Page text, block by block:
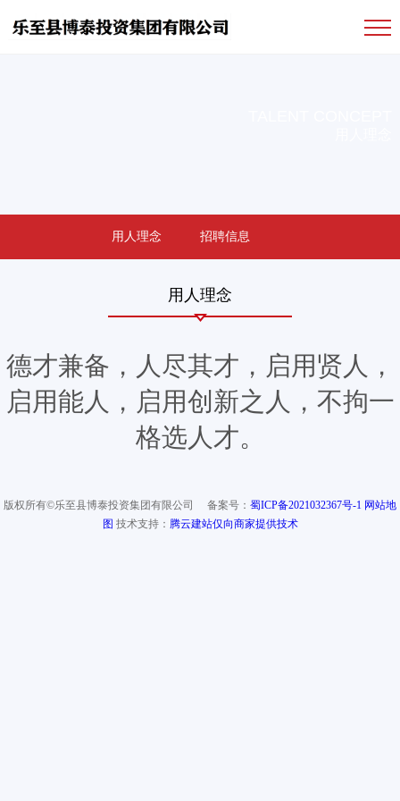
用人理念 招聘信息
用人理念
德才兼备，人尽其才，启用贤人，
启用能人，启用创新之人，不拘一
格选人才。
版权所有©乐至县博泰投资集团有限公司 备案号： 蜀ICP备2021032367号-1 网站地
图 技术支持： 腾云建站仅向商家提供技术